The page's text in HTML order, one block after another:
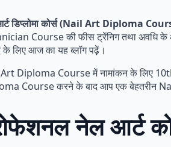
डिप्लोमा कोर्स (Nail Art Diploma
Course की फीस ट्रेंनिग तथा अवधि
के लिए आज का यह ब्लॉग पढ़ें।
Diploma Course में नामांकन के लिए 10th
Course करने के बाद आप एक बेहतरीन
नेल आर्ट